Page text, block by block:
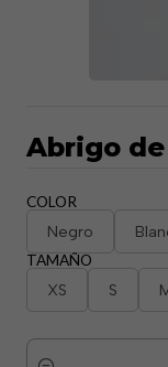
Abrigo
COLOR
Negro
TAMAÑO
XS S